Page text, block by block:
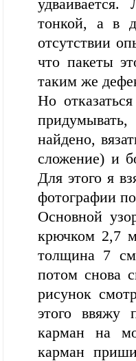
тонкой, а в
отсутствии
что пакеты
таким же
Но
найдено,
сложение) и
Для этого я
фотографии
Основной
крючком 2,7
толщина 7
потом снова
рисунок
этого ввяжу
карман на
карман